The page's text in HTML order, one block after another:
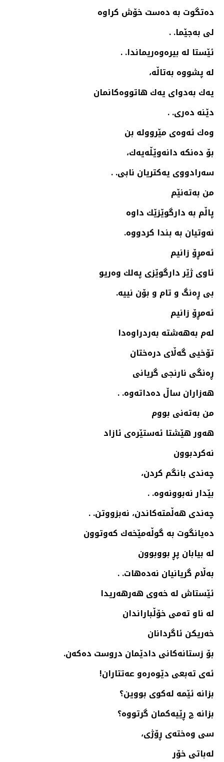
ده‌تگوت به‌ ده‌ست خۆش كراوه‌
لی به‌جێما. .
ئێستا له‌ بیره‌وه‌ریماندا. .
له‌ پشووه‌ به‌تاڵه‌،
یه‌ك به‌دوای یه‌ك هاتووه‌كانمان
دێنه‌ ده‌ری. .
وه‌ك ئه‌وه‌ی مێرووله‌ بن
بۆ ده‌نكه‌ دانه‌وێڵه‌یه‌ك،
سه‌رادووی یه‌كتریان نابی. .
من به‌ته‌نێم
پاڵم به‌ دارگوێزێك داوه‌
نه‌وتیان به‌ بندا كردووه‌.
ئه‌مڕۆ زانیم
ئاوی ژێر دارگوێزی په‌لك وه‌ریو
بی ڕه‌نگ و تام و بۆن نییه‌.
ئه‌مڕۆ زانیم
له‌م به‌هه‌شته‌ به‌ردراوه‌دا
تۆخیی گه‌ڵای دره‌ختان
ڕه‌نگی نارنجی گریانی
هه‌زاران ساڵ ده‌داته‌وه‌. .
من به‌ته‌نی بووم
هه‌ور هێشتا ئه‌ستێره‌ی ئازاد
نه‌كردبوون
چه‌ندی بانگم كردن،
بێدار نه‌بوونه‌وه‌. .
چه‌ندی هه‌ڵمته‌كاندن، نه‌بزووتن. .
ده‌یانگوت به‌ گوڵه‌مێخه‌ك كه‌وتوون
له‌ بیابان پڕ بووبوون
به‌ڵام گریانیان نه‌ده‌هات. .
ئێستاش له‌ خه‌وی هه‌رهه‌ریدا
له‌ ناو ته‌می خۆڵباراندان
خه‌ریكن ئاگردانان
بۆ زستانه‌كانی دادێمان دروست ده‌كه‌ن.
ئه‌ی ته‌بعی دێوه‌ره‌و عه‌تتاران!
بزانه‌ ئێمه‌ له‌كوی بووین؟
بزانه‌ چ ڕێیه‌كمان گرتووه‌؟
سی وه‌خته‌ی ڕۆژی،
له‌باتی خۆر